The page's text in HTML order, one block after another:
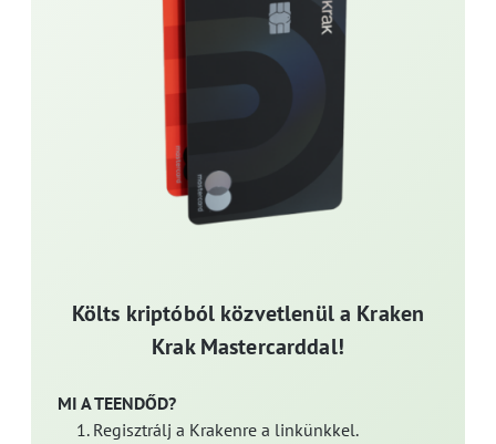
Költs kriptóból közvetlenül a Kraken
Krak Mastercarddal!
MI A TEENDŐD?
Regisztrálj a Krakenre a linkünkkel.